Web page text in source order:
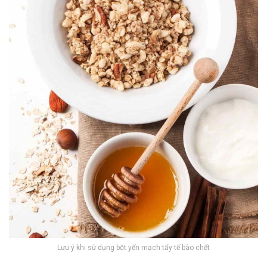
Lưu ý khi sử dụng bột yến mạch tẩy tế bào chết